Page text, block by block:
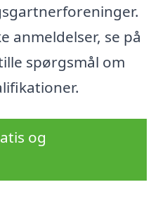
anmeldelser, se på
spørgsmål om
og